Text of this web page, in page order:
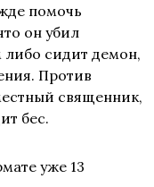
помочь
он убил
либо сидит демон,
Против
священник,
бес.
уже 13